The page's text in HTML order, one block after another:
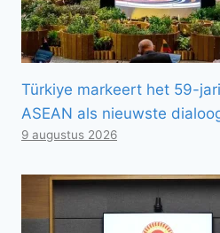
Türkiye markeert het 59-
ASEAN als nieuwste
9 augustus 2026